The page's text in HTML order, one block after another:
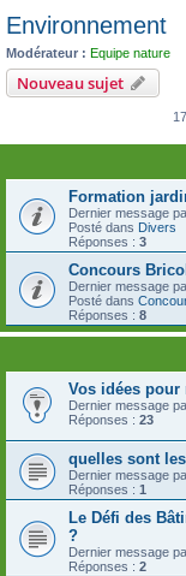
Environnement
Modérateur : Equipe nature
Nouveau sujet
Formation
Dernier message
Posté dans Divers
Réponses : 3
Concours
Dernier message
Posté dans
Réponses : 8
Vos idées pour
Dernier message
Réponses : 23
quelles sont
Dernier message
Réponses : 1
Le Défi des
?
Dernier message
Réponses : 2